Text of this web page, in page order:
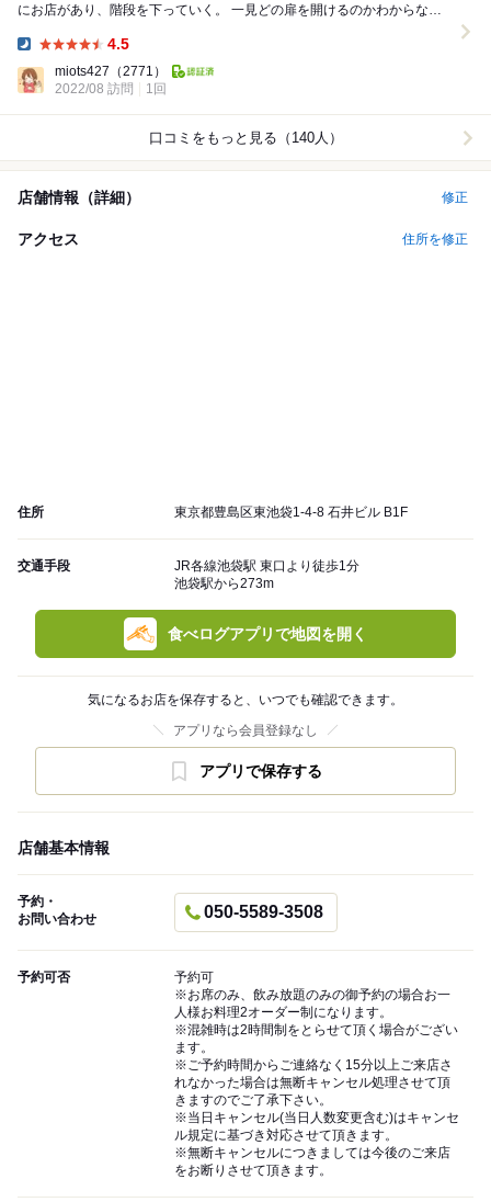
にお店があり、階段を下っていく。 一見どの扉を開けるのかわからな
4.5
miots427 （2771）
2022/08 訪問
1回
口コミをもっと見る（140人）
店舗情報（詳細） 修正
アクセス 住所を修正
住所 東京都豊島区東池袋1-4-8 石井ビル B1F
交通手段
JR各線池袋駅 東口より徒歩1分
池袋駅から273m
食べログアプリで地図を開く
気になるお店を保存すると、いつでも確認できます。
アプリなら会員登録なし
アプリで保存する
店舗基本情報
予約・
お問い合わせ
050-5589-3508
予約可否
予約可
※お席のみ、飲み放題のみの御予約の場合お一
人様お料理2オーダー制になります。
※混雑時は2時間制をとらせて頂く場合がござい
ます。
※ご予約時間からご連絡なく15分以上ご来店さ
れなかった場合は無断キャンセル処理させて頂
きますのでご了承下さい。
※当日キャンセル(当日人数変更含む)はキャンセ
ル規定に基づき対応させて頂きます。
※無断キャンセルにつきましては今後のご来店
をお断りさせて頂きます。